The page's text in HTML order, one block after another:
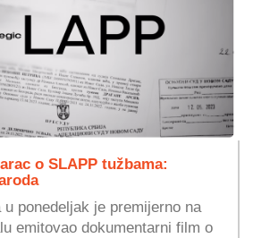
o SLAPP tužbama:
ponedeljak je premijerno na
emitovao dokumentarni film o